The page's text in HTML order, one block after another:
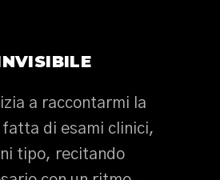
a raccontarmi la
di esami clinici,
tipo, recitando